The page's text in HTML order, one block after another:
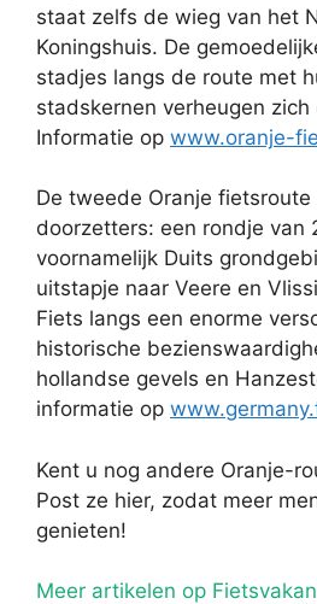
staat zelfs de wieg van het
Koningshuis. De
stadjes langs de route met
stadskernen verheugen
Informatie op www.oranje-
De tweede Oranje fietsroute
doorzetters: een rondje van
voornamelijk Duits
uitstapje naar Veere en
Fiets langs een enorme
historische
hollandse gevels en
informatie op
Kent u nog andere Oranje-
Post ze hier, zodat meer
genieten!
Meer artikelen op